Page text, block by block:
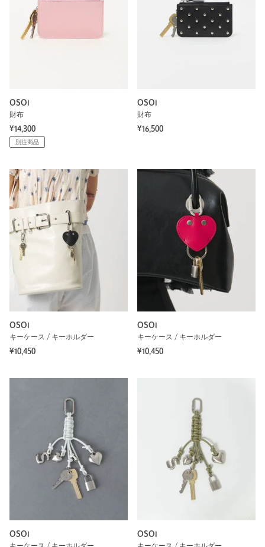
OSOI
財布
¥14,300
別注商品
OSOI
財布
¥16,500
OSOI
キーケース / キーホルダー
¥10,450
OSOI
キーケース / キーホルダー
¥10,450
OSOI
OSOI